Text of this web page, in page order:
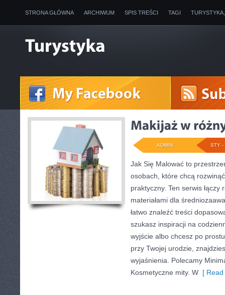
STRONA GŁÓWNA ARCHIWUM SPIS TREŚCI TAGI
STY -
ADMIN
Jak Się Malować to
osobach, które chcą
praktyczny. Ten serwis
materiałami dla
łatwo znaleźć treści
szukasz inspiracji na
wyjście albo chcesz po
przy Twojej urodzie,
wyjaśnienia. Polecamy
Kosmetyczne mity. W [